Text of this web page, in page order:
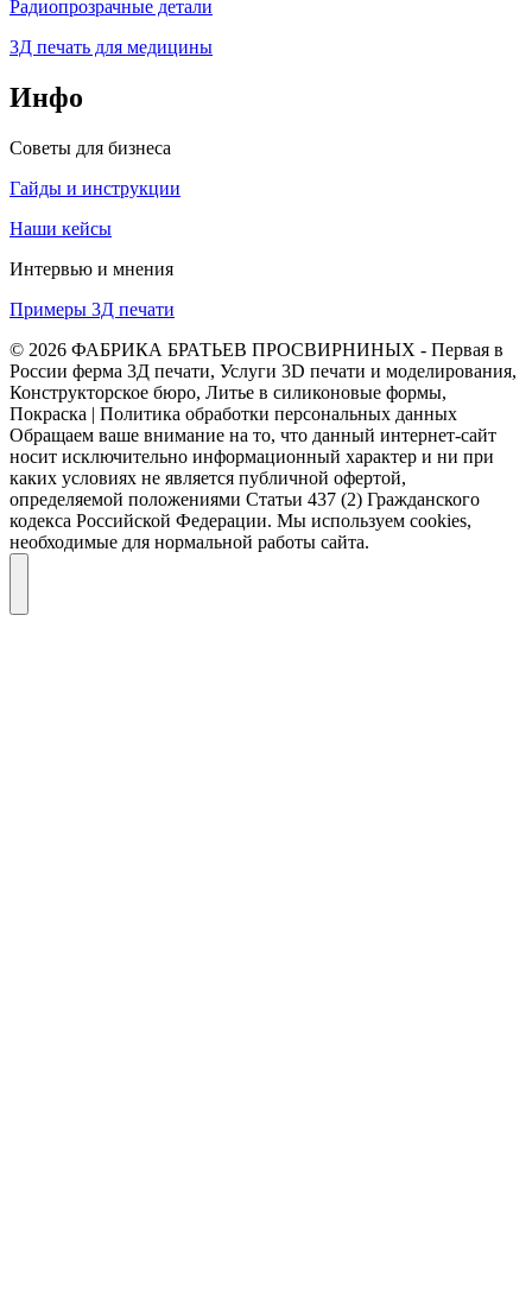
Радиопрозрачные детали
3Д печать для медицины
Инфо
Советы для бизнеса
Гайды и инструкции
Наши кейсы
Интервью и мнения
Примеры 3Д печати
© 2026 ФАБРИКА БРАТЬЕВ ПРОСВИРНИНЫХ - Первая в
России ферма 3Д печати, Услуги 3D печати и моделирования,
Конструкторское бюро, Литье в силиконовые формы,
Покраска | Политика обработки персональных данных
Обращаем ваше внимание на то, что данный интернет-сайт
носит исключительно информационный характер и ни при
каких условиях не является публичной офертой,
определяемой положениями Статьи 437 (2) Гражданского
кодекса Российской Федерации. Мы используем cookies,
необходимые для нормальной работы сайта.